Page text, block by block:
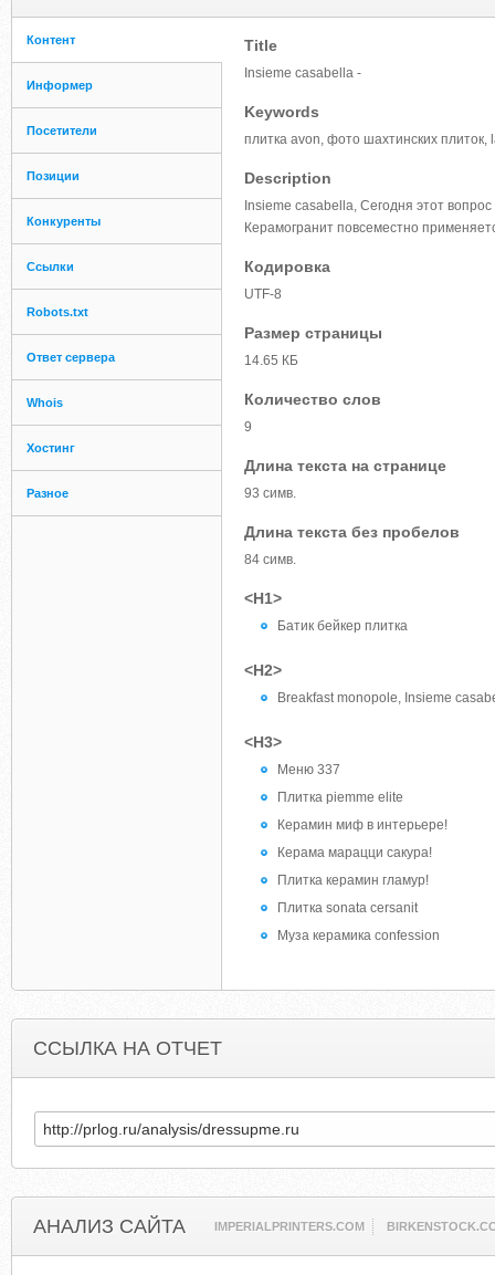
Контент
Информер
Посетители
Позиции
Конкуренты
Ссылки
Robots.txt
Ответ сервера
Whois
Хостинг
Разное
Title
Insieme casabella -
Keywords
плитка avon, фото шахтинских плиток,
Description
Insieme casabella, Сегодня этот
Керамогранит повсеместно
Кодировка
UTF-8
Размер страницы
14.65 КБ
Количество слов
9
Длина текста на странице
93 симв.
Длина текста без пробелов
84 симв.
<H1>
Батик бейкер плитка
<H2>
Breakfast monopole, Insieme
<H3>
Меню 337
Плитка piemme elite
Керамин миф в интерьере!
Керама марацци сакура!
Плитка керамин гламур!
Плитка sonata cersanit
Муза керамика confession
ССЫЛКА НА ОТЧЕТ
АНАЛИЗ САЙТА IMPERIALPRINTERS.COM